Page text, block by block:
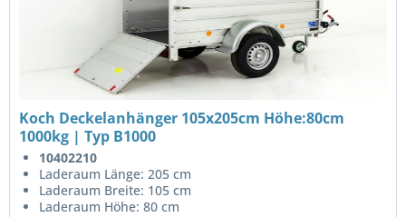
Koch Deckelanhänger 105x205cm Höhe:80cm
1000kg | Typ B1000
10402210
Laderaum Länge: 205 cm
Laderaum Breite: 105 cm
Laderaum Höhe: 80 cm